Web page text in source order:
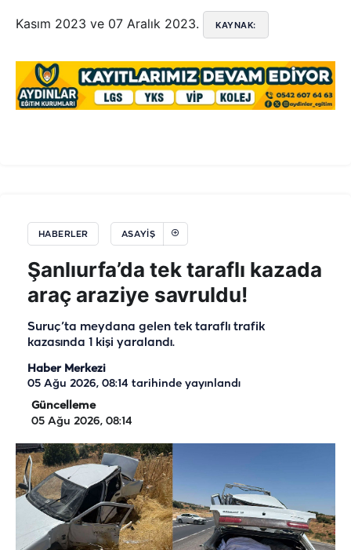
Kasım 2023 ve 07 Aralık 2023. KAYNAK:
HABERLER ASAYIŞ
Şanlıurfa’da tek taraflı kazada
araç araziye savruldu!
Suruç’ta meydana gelen tek taraflı trafik
kazasında 1 kişi yaralandı.
Haber Merkezi
05 Ağu 2026, 08:14 tarihinde yayınlandı
Güncelleme
05 Ağu 2026, 08:14